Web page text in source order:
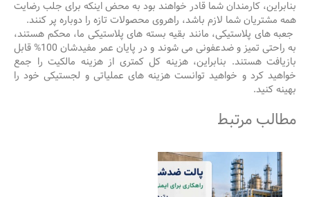
بنابراین، کارمندان شما قادر خواهند بود به محض اینکه برای جلب رضایت
همه مشتریان شما لازم باشد، راهروی محصولات تازه را دوباره پر کنند.
جعبه های پلاستیکی، مانند بقیه بسته های پلاستیکی ما، محکم هستند،
به راحتی تمیز و ضدعفونی می شوند و در پایان عمر مفیدشان 100% قابل
بازیافت هستند. بنابراین، هزینه کل کمتری از هزینه مالکیت را جمع
خواهید کرد و خواهید توانست هزینه های عملیاتی و لجستیکی خود را
بهینه کنید.
مطالب مرتبط